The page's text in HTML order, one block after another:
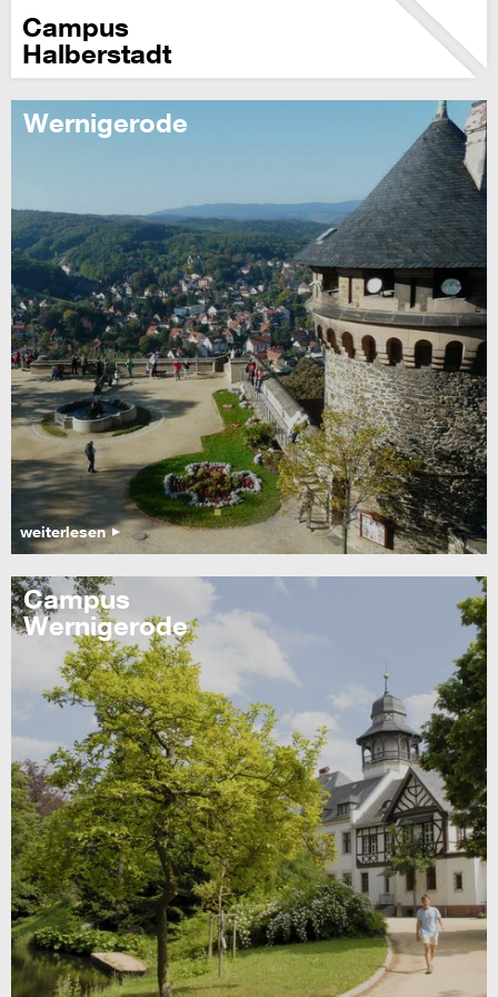
Campus
Halberstadt
Wernigerode
weiterlesen
Campus
Wernigerode